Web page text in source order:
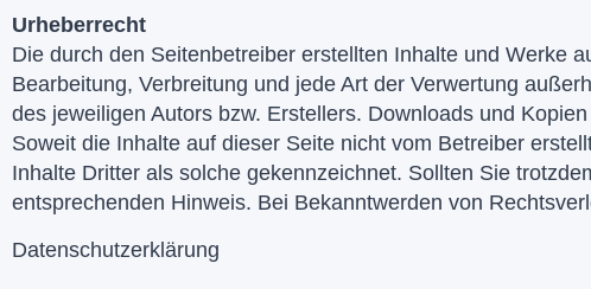
Urheberrecht
Die durch den Seitenbetreiber erstellten Inhalte und Werke
Bearbeitung, Verbreitung und jede Art der Verwertung
des jeweiligen Autors bzw. Erstellers. Downloads und
Soweit die Inhalte auf dieser Seite nicht vom Betreiber
Inhalte Dritter als solche gekennzeichnet. Sollten Sie
entsprechenden Hinweis. Bei Bekanntwerden von
Datenschutzerklärung